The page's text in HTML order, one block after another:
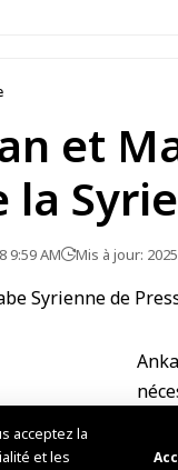
acceptez la
et les
et
la Syrie
9:59 AM Mis à jour:
La